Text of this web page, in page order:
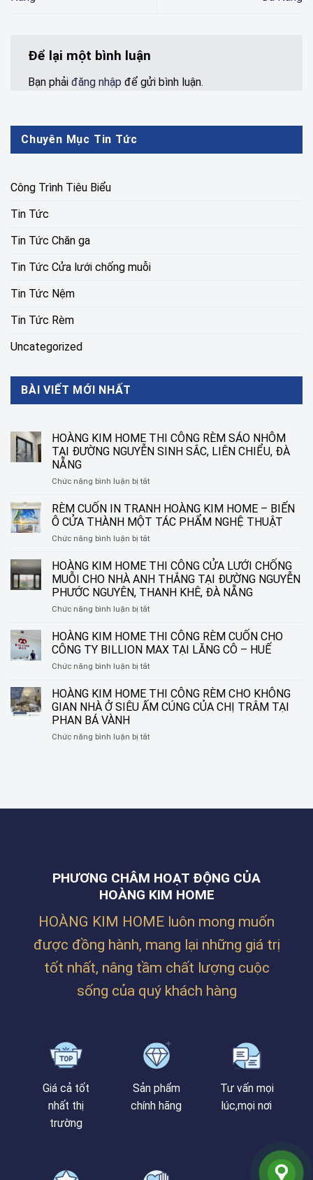
Để lại một bình luận
Bạn phải đăng nhập để gửi bình luận.
Chuyên Mục Tin Tức
Công Trình Tiêu Biểu
Tin Tức
Tin Tức Chăn ga
Tin Tức Cửa lưới chống muỗi
Tin Tức Nệm
Tin Tức Rèm
Uncategorized
BÀI VIẾT MỚI NHẤT
HOÀNG KIM HOME THI CÔNG RÈM SÁO NHÔM
TẠI ĐƯỜNG NGUYỄN SINH SẮC, LIÊN CHIỂU, ĐÀ
NẴNG
Chức năng bình luận bị tắtở
KIM
HOME
THI
CÔNG
SÁO
NHÔM
TẠI
NGUYỄN
SẮC,
LIÊN
ĐÀ
RÈM CUỐN IN TRANH HOÀNG KIM HOME – BIẾN
Ô CỬA THÀNH MỘT TÁC PHẨM NGHỆ THUẬT
Chức năng bình luận bị tắtở
CUỐN
IN
TRANH
HOÀNG
KIM
–
BIẾN
CỬA
MỘT
TÁC
THUẬT
HOÀNG KIM HOME THI CÔNG CỬA LƯỚI CHỐNG
MUỖI CHO NHÀ ANH THẮNG TẠI ĐƯỜNG NGUYỄN
PHƯỚC NGUYÊN, THANH KHÊ, ĐÀ NẴNG
Chức năng bình luận bị tắtở
KIM
HOME
THI
CÔNG
LƯỚI
CHỐNG
NHÀ
PHƯỚC
HOÀNG KIM HOME THI CÔNG RÈM CUỐN CHO
CÔNG TY BILLION MAX TẠI LĂNG CÔ – HUẾ
Chức năng bình luận bị tắtở
KIM
HOME
THI
RÈM
MAX
HOÀNG KIM HOME THI CÔNG RÈM CHO KHÔNG
GIAN NHÀ Ở SIÊU ẤM CÚNG CỦA CHỊ TRÂM TẠI
PHAN BÁ VÀNH
Chức năng bình luận bị tắtở
RÈM
SIÊU
ẤM
CỦA
CHỊ
TẠI
BÁ
VÀNH
PHƯƠNG CHÂM HOẠT ĐỘNG CỦA
HOÀNG KIM HOME
HOÀNG KIM HOME luôn mong muốn
được đồng hành, mang lại những giá trị
tốt nhất, nâng tầm chất lượng cuộc
sống của quý khách hàng
Giá cả tốt
nhất thị
trường
Sản phẩm
chính hãng
Tư vấn mọi
lúc,mọi nơi